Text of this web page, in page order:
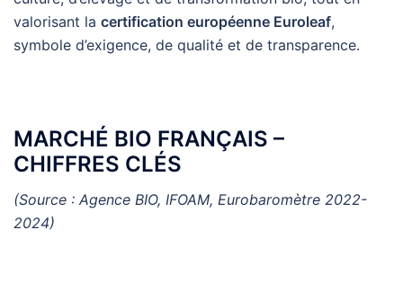
valorisant la certification européenne Euroleaf,
symbole d’exigence, de qualité et de transparence.
MARCHÉ BIO FRANÇAIS –
CHIFFRES CLÉS
(Source : Agence BIO, IFOAM, Eurobaromètre 2022-
2024)